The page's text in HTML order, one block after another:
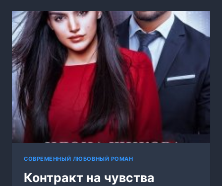
СОВРЕМЕННЫЙ ЛЮБОВНЫЙ РОМАН
Контракт на чувства